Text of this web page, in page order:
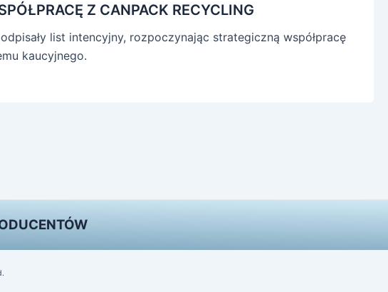
Z CANPACK RECYCLING
list intencyjny, rozpoczynając strategiczną współpracę
kaucyjnego.